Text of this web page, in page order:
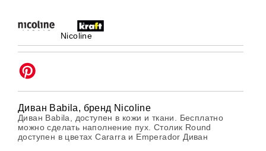
Nicoline
Диван Babila, бренд Nicoline
Диван Babila, доступен в кожи и ткани. Бесплатно
можно сделать наполнение пух. Столик Round
доступен в цветах Cararra и Emperador Диван